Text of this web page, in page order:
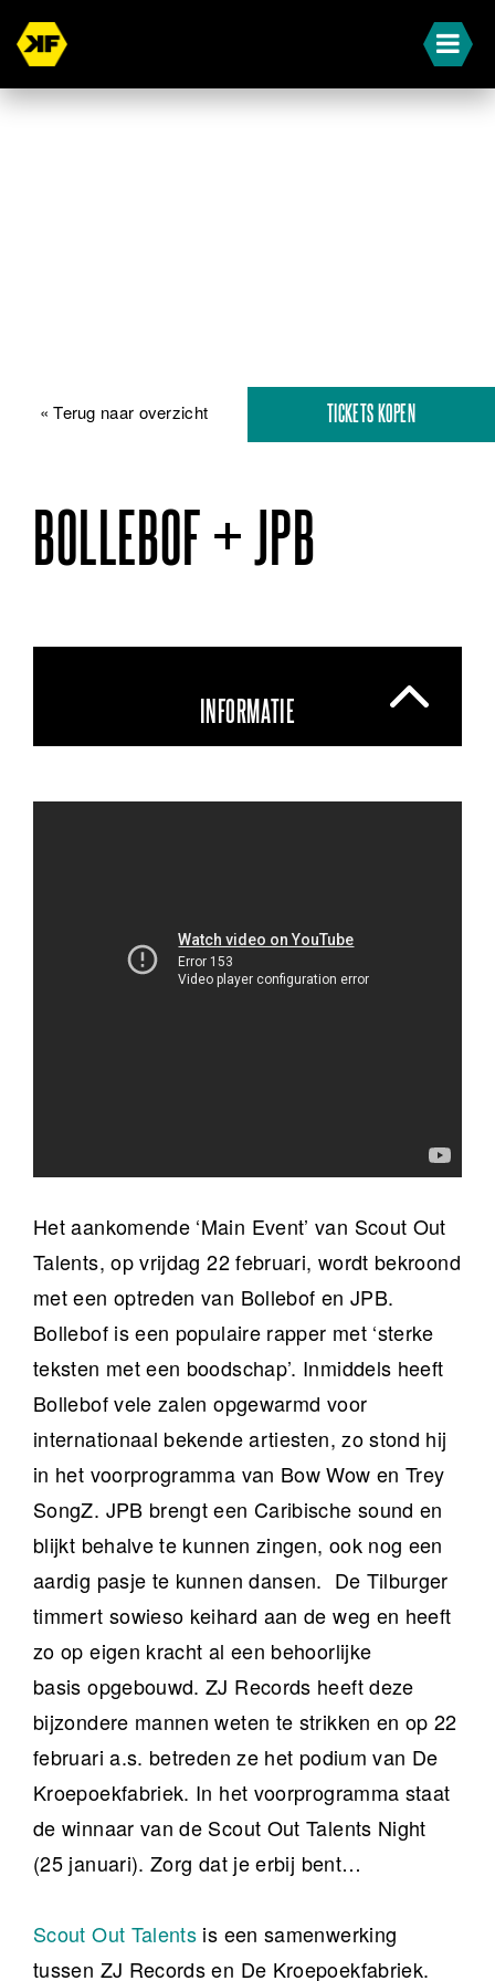
« Terug naar overzicht TICKETS KOPEN
BOLLEBOF + JPB
INFORMATIE
Het aankomende ‘Main Event’ van Scout Out
Talents, op vrijdag 22 februari, wordt bekroond
met een optreden van Bollebof en JPB.
Bollebof is een populaire rapper met ‘sterke
teksten met een boodschap’. Inmiddels heeft
Bollebof vele zalen opgewarmd voor
internationaal bekende artiesten, zo stond hij
in het voorprogramma van Bow Wow en Trey
SongZ. JPB brengt een Caribische sound en
blijkt behalve te kunnen zingen, ook nog een
aardig pasje te kunnen dansen. De Tilburger
timmert sowieso keihard aan de weg en heeft
zo op eigen kracht al een behoorlijke
basis opgebouwd. ZJ Records heeft deze
bijzondere mannen weten te strikken en op 22
februari a.s. betreden ze het podium van De
Kroepoekfabriek. In het voorprogramma staat
de winnaar van de Scout Out Talents Night
(25 januari). Zorg dat je erbij bent…
Scout Out Talents is een samenwerking
tussen ZJ Records en De Kroepoekfabriek.